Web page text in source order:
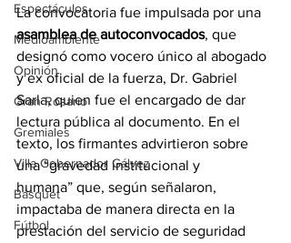
Espectáculos
Medioambiente
Opinión
Gran Rosario
Gremiales
Villa Gobernador Gálvez
Básquet
Fútbol
La convocatoria fue impulsada por una
asamblea de autoconvocados, que
designó como vocero único al abogado
y ex oficial de la fuerza, Dr. Gabriel
Sarla, quien fue el encargado de dar
lectura pública al documento. En el
texto, los firmantes advirtieron sobre
una “gravedad institucional y
humana” que, según señalaron,
impactaba de manera directa en la
prestación del servicio de seguridad